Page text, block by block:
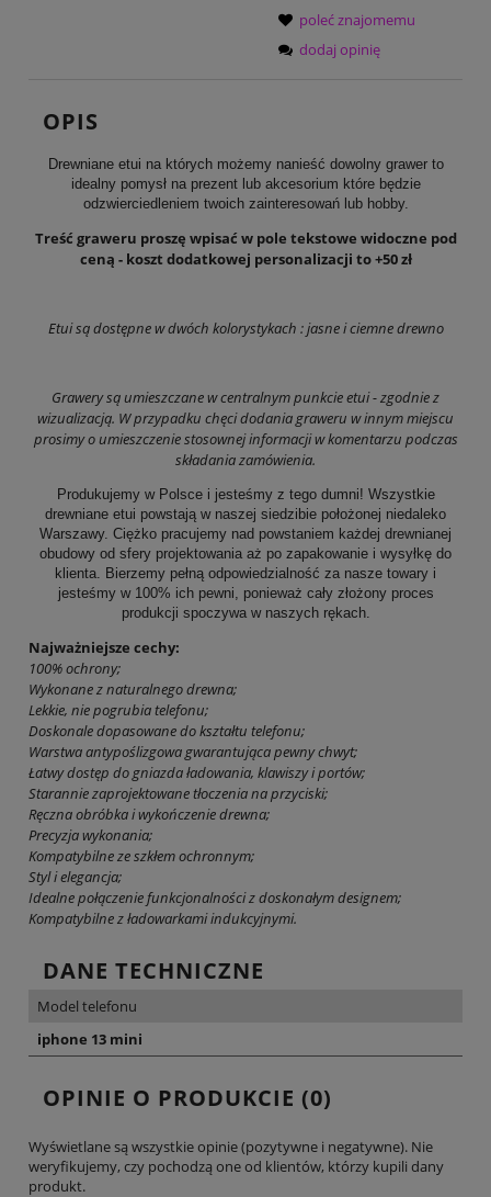
poleć znajomemu
dodaj opinię
OPIS
Drewniane etui na których możemy nanieść dowolny grawer to
idealny pomysł na prezent lub akcesorium które będzie
odzwierciedleniem twoich zainteresowań lub hobby.
Treść graweru proszę wpisać w pole tekstowe widoczne pod
ceną - koszt dodatkowej personalizacji to +50 zł
Etui są dostępne w dwóch kolorystykach : jasne i ciemne drewno
Grawery są umieszczane w centralnym punkcie etui - zgodnie z
wizualizacją. W przypadku chęci dodania graweru w innym miejscu
prosimy o umieszczenie stosownej informacji w komentarzu podczas
składania zamówienia.
Produkujemy w Polsce i jesteśmy z tego dumni! Wszystkie
drewniane etui powstają w naszej siedzibie położonej niedaleko
Warszawy. Ciężko pracujemy nad powstaniem każdej drewnianej
obudowy od sfery projektowania aż po zapakowanie i wysyłkę do
klienta. Bierzemy pełną odpowiedzialność za nasze towary i
jesteśmy w 100% ich pewni, ponieważ cały złożony proces
produkcji spoczywa w naszych rękach.
Najważniejsze cechy:
100% ochrony;
Wykonane z naturalnego drewna;
Lekkie, nie pogrubia telefonu;
Doskonale dopasowane do kształtu telefonu;
Warstwa antypoślizgowa gwarantująca pewny chwyt;
Łatwy dostęp do gniazda ładowania, klawiszy i portów;
Starannie zaprojektowane tłoczenia na przyciski;
Ręczna obróbka i wykończenie drewna;
Precyzja wykonania;
Kompatybilne ze szkłem ochronnym;
Styl i elegancja;
Idealne połączenie funkcjonalności z doskonałym designem;
Kompatybilne z ładowarkami indukcyjnymi.
DANE TECHNICZNE
Model telefonu
iphone 13 mini
OPINIE O PRODUKCIE (0)
Wyświetlane są wszystkie opinie (pozytywne i negatywne). Nie
weryfikujemy, czy pochodzą one od klientów, którzy kupili dany
produkt.